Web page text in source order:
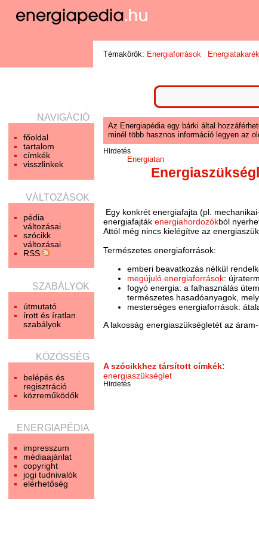
NAVIGÁCIÓ
főoldal
tartalom
címkék
visszlinkek
VÁLTOZÁSOK
pédia
változásai
szócikk
változásai
RSS
SZABÁLYOK
útmutató
írott és íratlan
szabályok
KÖZÖSSÉG
belépés és
regisztráció
közreműködők
ENERGIAPÉDIA
impresszum
médiaajánlat
copyright
jogi tudnivalók
elérhetőség
Témakörök: Energiaforrások
Az Energiapédia egy bárki által
minél több hasznos információ legyen az
Hirdetés
Energiatan
Egy konkrét energiafajta (pl.
energiafajtákenergiahordozókból
Attól még nincs kielégítve az
Természetes energiaforrások:
emberi beavatkozás nélkül
megújuló energiaforrások:
fogyó energia: a falhasználás
természetes hasadóanyagok,
mesterséges energiaforrások:
A lakosság energiaszükségletét az
A szócikkhez társított címkék:
energiaszükséglet
Hirdetés